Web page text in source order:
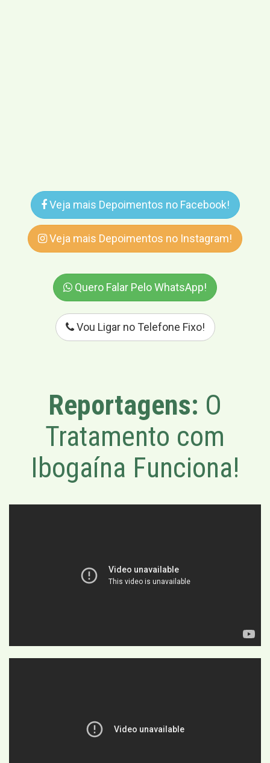
Veja mais Depoimentos no Facebook!
Veja mais Depoimentos no Instagram!
Quero Falar Pelo WhatsApp!
Vou Ligar no Telefone Fixo!
Reportagens: O
Tratamento com
Ibogaína Funciona!